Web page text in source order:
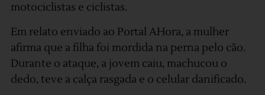
motociclistas e ciclistas.
Em relato enviado ao Portal AHora, a mulher
afirma que a filha foi mordida na perna pelo cão.
Durante o ataque, a jovem caiu, machucou o
dedo, teve a calça rasgada e o celular danificado.